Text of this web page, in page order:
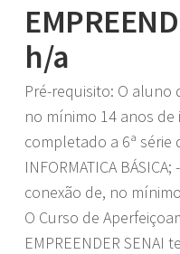
h/a
Pré-requisito: O
no mínimo 14 anos
completado a 6ª
INFORMATICA
conexão de, no
O Curso de
EMPREENDER